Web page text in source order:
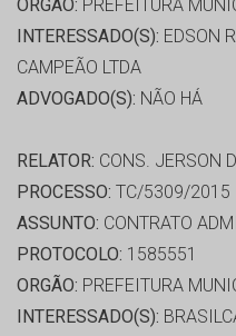
ORGÃO: PREFEITURA
INTERESSADO(S): EDSON
CAMPEÃO LTDA
ADVOGADO(S): NÃO HÁ
RELATOR: CONS. JERSON
PROCESSO: TC/5309/2015
ASSUNTO: CONTRATO
PROTOCOLO: 1585551
ORGÃO: PREFEITURA
INTERESSADO(S):